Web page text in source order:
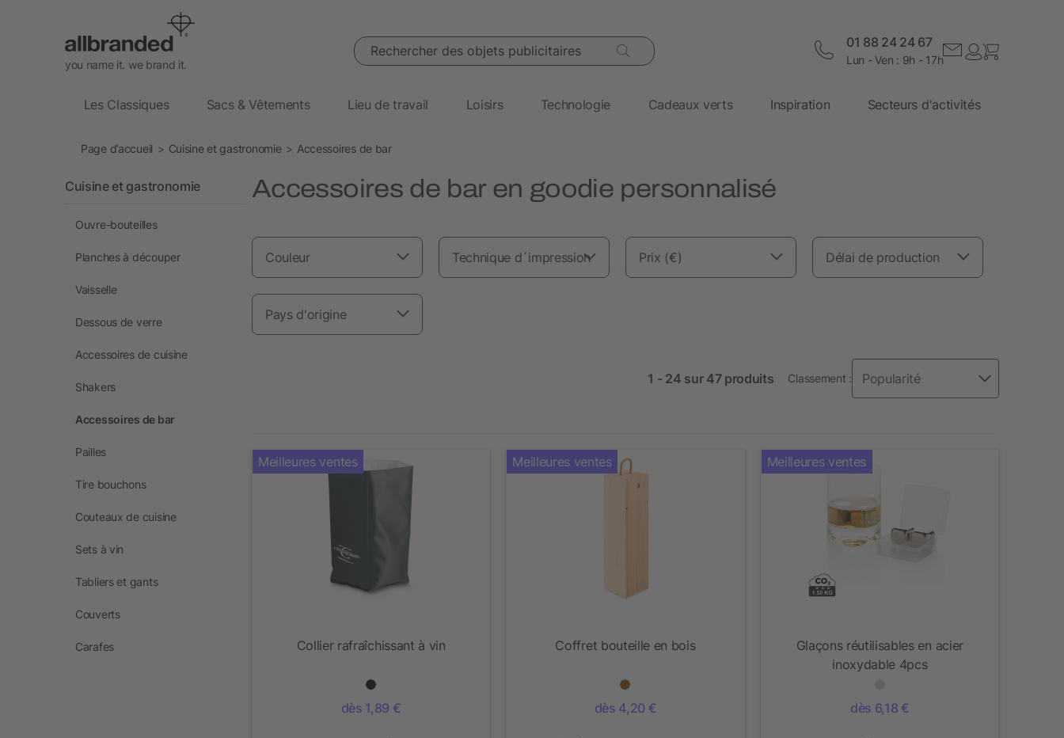
you name it. we brand it.
Rechercher des objets publicitaires 01 88 24 24 67
Lun - Ven : 9h - 17h
Les Classiques Sacs & Vêtements Lieu de travail Loisirs Technologie Cadeaux verts Inspiration Secteurs d'activités
Page d’accueil Cuisine et gastronomie Accessoires de bar
Accessoires de bar en goodie personnalisé
Couleur Technique d´impression Prix (€) Délai de production
Pays d'origine
1 - 24 sur 47 produits Classement :
Meilleures ventes
Collier rafraîchissant à vin
dès 1,89 €
Meilleures ventes
Coffret bouteille en bois
dès 4,20 €
Meilleures ventes
Glaçons réutilisables en acier
inoxydable 4pcs
dès 6,18 €
Cuisine et gastronomie
Ouvre-bouteilles
Planches à découper
Vaisselle
Dessous de verre
Accessoires de cuisine
Shakers
Accessoires de bar
Pailles
Tire bouchons
Couteaux de cuisine
Sets à vin
Tabliers et gants
Couverts
Carafes